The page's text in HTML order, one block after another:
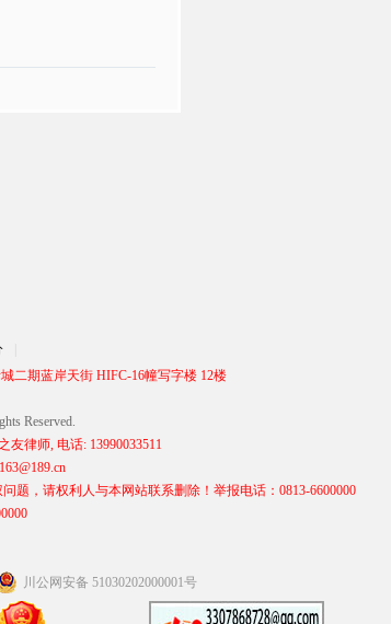
二期蓝岸天街 HIFC-16幢写字楼 12楼
Reserved.
律师, 电话: 13990033511
题，请权利人与本网站联系删除！举报电话：0813-6600000
川公网安备 51030202000001号